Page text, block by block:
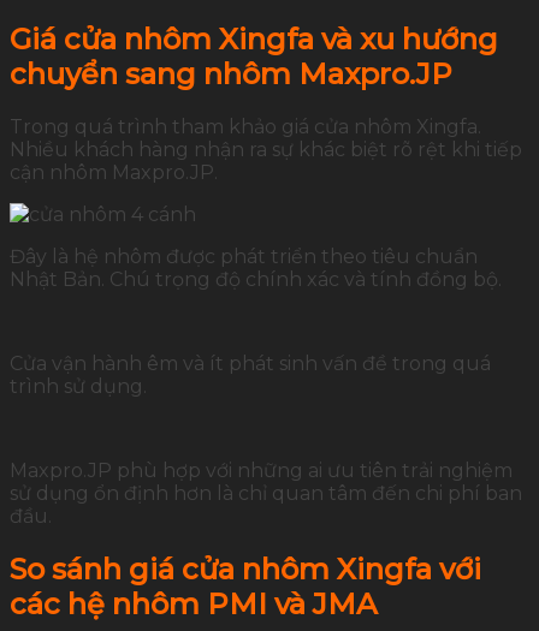
Giá cửa nhôm Xingfa và xu hướng
chuyển sang nhôm Maxpro.JP
Trong quá trình tham khảo giá cửa nhôm Xingfa.
Nhiều khách hàng nhận ra sự khác biệt rõ rệt khi tiếp
cận nhôm Maxpro.JP.
Đây là hệ nhôm được phát triển theo tiêu chuẩn
Nhật Bản. Chú trọng độ chính xác và tính đồng bộ.
Cửa vận hành êm và ít phát sinh vấn đề trong quá
trình sử dụng.
Maxpro.JP phù hợp với những ai ưu tiên trải nghiệm
sử dụng ổn định hơn là chỉ quan tâm đến chi phí ban
đầu.
So sánh giá cửa nhôm Xingfa với
các hệ nhôm PMI và JMA